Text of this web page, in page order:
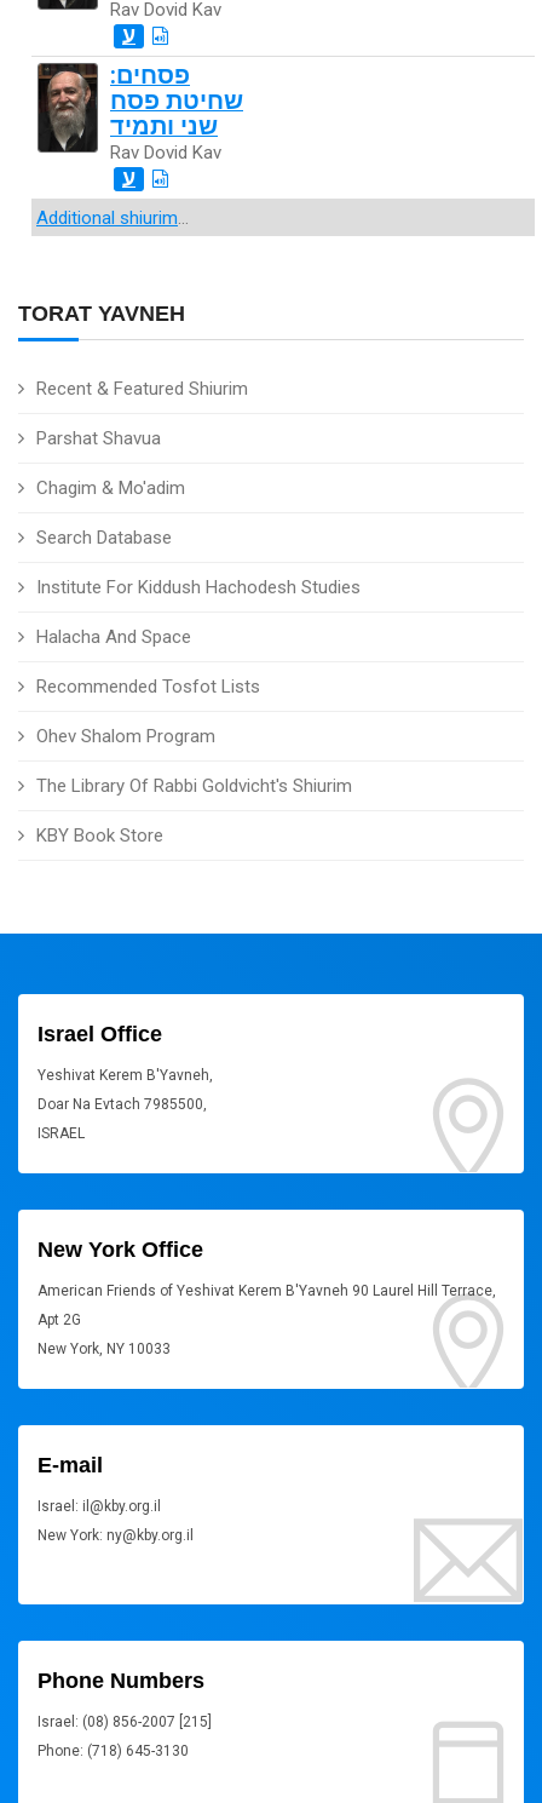
TORAT YAVNEH
Recent & Featured Shiurim
Parshat Shavua
Chagim & Mo'adim
Search Database
Institute For Kiddush Hachodesh Studies
Halacha And Space
Recommended Tosfot Lists
Ohev Shalom Program
The Library Of Rabbi Goldvicht's Shiurim
KBY Book Store
Rav Dovid Kav
ע
פסחים:
שחיטת פסח
שני ותמיד
Rav Dovid Kav
ע
Additional shiurim...
Israel Office
Yeshivat Kerem B'Yavneh,
Doar Na Evtach 7985500,
ISRAEL
New York Office
American Friends of Yeshivat Kerem B'Yavneh 90 Laurel Hill Terrace,
Apt 2G
New York, NY 10033
E-mail
Israel: il@kby.org.il
New York: ny@kby.org.il
Phone Numbers
Israel: (08) 856-2007 [215]
Phone: (718) 645-3130